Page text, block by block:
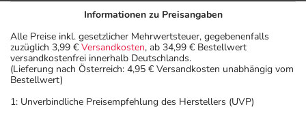
Informationen zu Preisangaben
Alle Preise inkl. gesetzlicher Mehrwertsteuer, gegebenenfalls
zuzüglich 3,99 € Versandkosten, ab 34,99 € Bestellwert
versandkostenfrei innerhalb Deutschlands.
(Lieferung nach Österreich: 4,95 € Versandkosten unabhängig vom
Bestellwert)
1: Unverbindliche Preisempfehlung des Herstellers (UVP)